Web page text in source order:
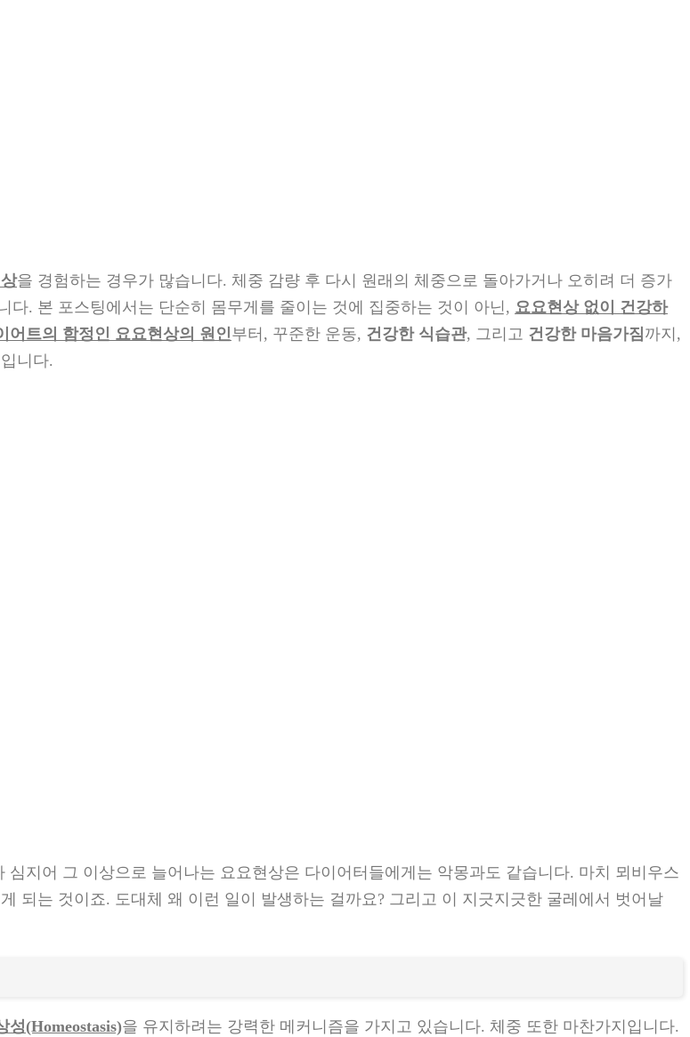
을 경험하는 경우가 많습니다. 체중 감량 후 다시 원래의 체중으로 돌아가거나 오히려 더 증가
다. 본 포스팅에서는 단순히 몸무게를 줄이는 것에 집중하는 것이 아닌, 요요현상 없이 건강하
어트의 함정인 요요현상의 원인부터, 꾸준한 운동, 건강한 식습관, 그리고 건강한 마음가짐 까지,
니다.
지어 그 이상으로 늘어나는 요요현상은 다이어터들에게는 악몽과도 같습니다. 마치 뫼비우스
되는 것이죠. 도대체 왜 이런 일이 발생하는 걸까요? 그리고 이 지긋지긋한 굴레에서 벗어날
성(Homeostasis)을 유지하려는 강력한 메커니즘을 가지고 있습니다. 체중 또한 마찬가지입니다.